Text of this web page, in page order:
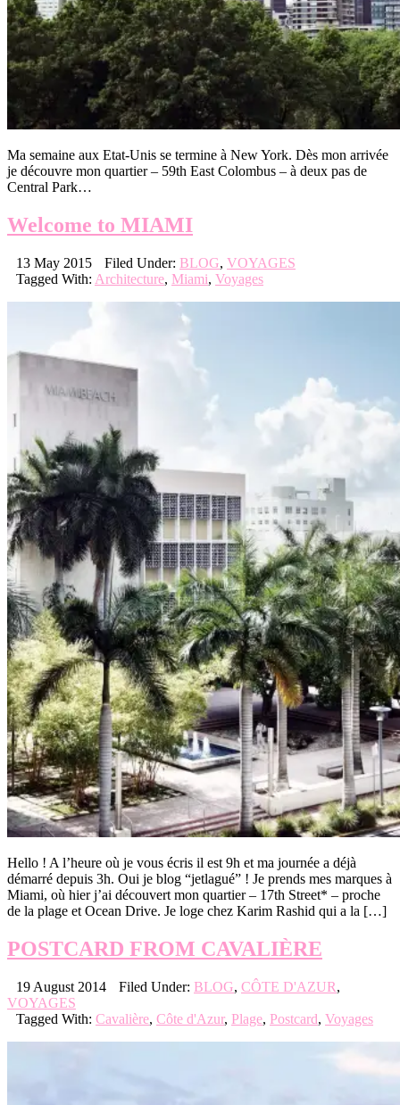
Ma semaine aux Etat-Unis se termine à New York. Dès mon arrivée
je découvre mon quartier – 59th East Colombus – à deux pas de
Central Park…
Welcome to MIAMI
13 May 2015 Filed Under: BLOG, VOYAGES
Tagged With: Architecture, Miami, Voyages
Hello ! A l’heure où je vous écris il est 9h et ma journée a déjà
démarré depuis 3h. Oui je blog “jetlagué” ! Je prends mes marques à
Miami, où hier j’ai découvert mon quartier – 17th Street* – proche
de la plage et Ocean Drive. Je loge chez Karim Rashid qui a la […]
POSTCARD FROM CAVALIÈRE
19 August 2014 Filed Under: BLOG, CÔTE D'AZUR,
VOYAGES
Tagged With: Cavalière, Côte d'Azur, Plage, Postcard, Voyages